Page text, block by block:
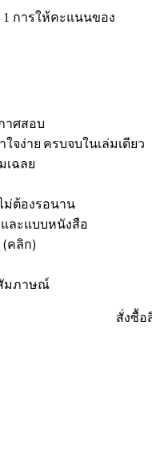
1 การให้คะแนนของ
าศสอบ
จง่าย ครบจบในเล่มเดียว
เฉลย
ม่ต้องรอนาน
และแบบหนังสือ
(คลิก)
สัมภาษณ์